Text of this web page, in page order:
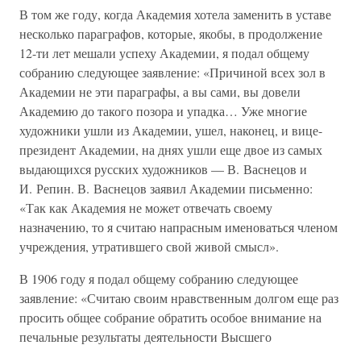
В том же году, когда Академия хотела заменить в уставе
несколько параграфов, которые, якобы, в продолжение
12-ти лет мешали успеху Академии, я подал общему
собранию следующее заявление: «Причиной всех зол в
Академии не эти параграфы, а вы сами, вы довели
Академию до такого позора и упадка… Уже многие
художники ушли из Академии, ушел, наконец, и вице-
президент Академии, на днях ушли еще двое из самых
выдающихся русских художников — В. Васнецов и
И. Репин. В. Васнецов заявил Академии письменно:
«Так как Академия не может отвечать своему
назначению, то я считаю напрасным именоваться членом
учреждения, утратившего свой живой смысл».
В 1906 году я подал общему собранию следующее
заявление: «Считаю своим нравственным долгом еще раз
просить общее собрание обратить особое внимание на
печальные результаты деятельности Высшего